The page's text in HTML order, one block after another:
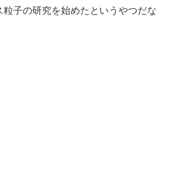
子の研究を始めたというやつだな